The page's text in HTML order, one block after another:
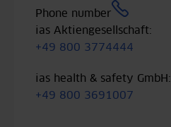
Phone number
ias Aktiengesellschaft:
+49 800 3774444
ias health & safety GmbH:
+49 800 3691007